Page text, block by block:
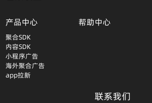
产品中心
聚合SDK
内容SDK
小程序广告
海外聚合广告
app拉新
帮助中心
联系我们